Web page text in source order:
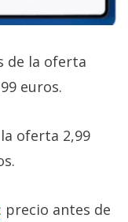
de la oferta
euros.
oferta 2,99
: precio antes de